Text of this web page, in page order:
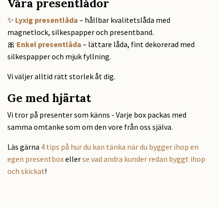
Våra presentlådor
✨ Lyxig presentlåda – hållbar kvalitetslåda med
magnetlock, silkespapper och presentband.
🎀 Enkel presentlåda – lättare låda, fint dekorerad med
silkespapper och mjuk fyllning.
Vi väljer alltid rätt storlek åt dig.
Ge med hjärtat
Vi tror på presenter som känns - Varje box packas med
samma omtanke som om den vore från oss själva.
Läs gärna 4 tips på hur du kan tänka när du bygger ihop en
egen presentboxellerse vad andra kunder redan byggt ihop
och skickat!